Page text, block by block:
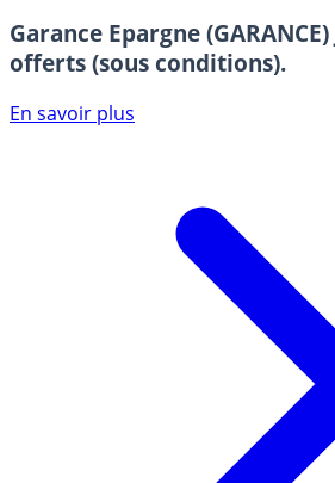
Garance Epargne (GARANCE)
offerts (sous conditions).
En savoir plus